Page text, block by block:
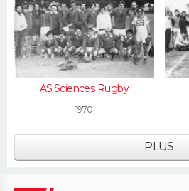
AS.Sciences Rugby
1970
PLUS